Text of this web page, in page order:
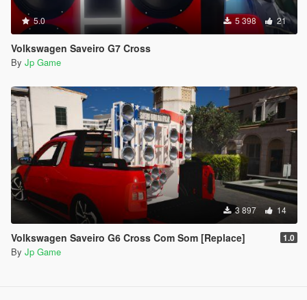
5.0 5 398 21
Volkswagen Saveiro G7 Cross
By Jp Game
3 897 14
Volkswagen Saveiro G6 Cross Com Som [Replace] 1.0
By Jp Game